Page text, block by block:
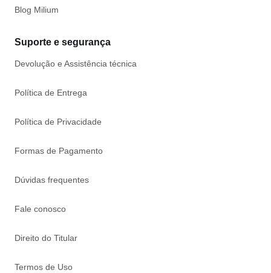
Blog Milium
Suporte e segurança
Devolução e Assistência técnica
Política de Entrega
Política de Privacidade
Formas de Pagamento
Dúvidas frequentes
Fale conosco
Direito do Titular
Termos de Uso